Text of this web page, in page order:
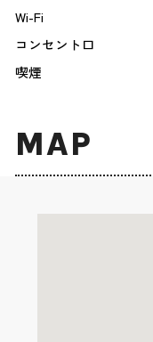
Wi-Fi
コンセント口
喫煙
MAP